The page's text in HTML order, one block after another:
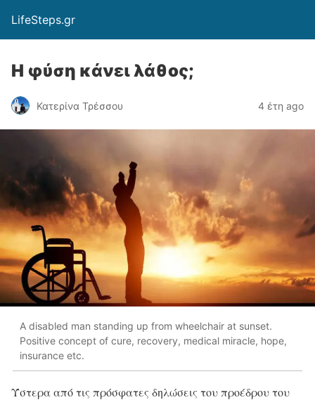
LifeSteps.gr
Η φύση κάνει λάθος;
Κατερίνα Τρέσσου 4 έτη ago
A disabled man standing up from wheelchair at sunset.
Positive concept of cure, recovery, medical miracle, hope,
insurance etc.
Ύστερα από τις πρόσφατες δηλώσεις του προέδρου του